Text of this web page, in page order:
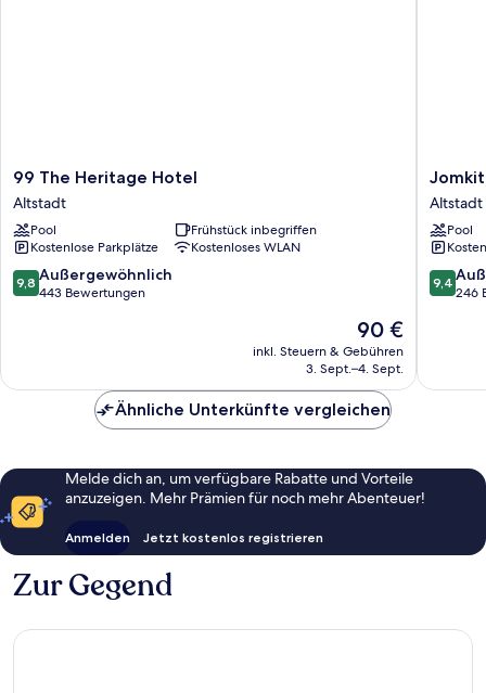
99
The
Heritage
Hotel
Altstadt
99 The Heritage Hotel
Altstadt
Pool
Frühstück inbegriffen
Kostenlose Parkplätze
Kostenloses WLAN
9.8
von
9,8 Außergewöhnlich
443 Bewertungen
Der
Preis
beträgt
90 €
inkl. Steuern & Gebühren
3. Sept.–4. Sept.
Jomkitti
Hotel
Altstadt
Altstadt
Pool
9.4
von
9,4
246
Ähnliche Unterkünfte vergleichen
Melde dich an, um verfügbare Rabatte und Vorteile
anzuzeigen. Mehr Prämien für noch mehr Abenteuer!
Anmelden Jetzt kostenlos registrieren
Zur Gegend